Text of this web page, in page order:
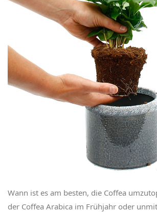
Wann ist es am besten, die Coffea
der Coffea Arabica im Frühjahr oder